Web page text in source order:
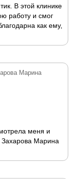
В этой клинике
работу и смог
как ему,
Марина
меня и
Захарова Марина